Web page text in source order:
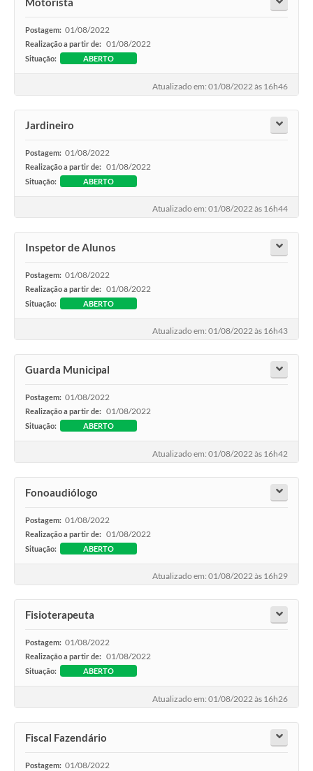
Postagem: 01/08/2022
Realização a partir de: 01/08/2022
Situação: ABERTO
Atualizado em: 01/08/2022 às 16h46
Jardineiro
Postagem: 01/08/2022
Realização a partir de: 01/08/2022
Situação: ABERTO
Atualizado em: 01/08/2022 às 16h44
Inspetor de Alunos
Postagem: 01/08/2022
Realização a partir de: 01/08/2022
Situação: ABERTO
Atualizado em: 01/08/2022 às 16h43
Guarda Municipal
Postagem: 01/08/2022
Realização a partir de: 01/08/2022
Situação: ABERTO
Atualizado em: 01/08/2022 às 16h42
Fonoaudiólogo
Postagem: 01/08/2022
Realização a partir de: 01/08/2022
Situação: ABERTO
Atualizado em: 01/08/2022 às 16h29
Fisioterapeuta
Postagem: 01/08/2022
Realização a partir de: 01/08/2022
Situação: ABERTO
Atualizado em: 01/08/2022 às 16h26
Fiscal Fazendário
Postagem: 01/08/2022